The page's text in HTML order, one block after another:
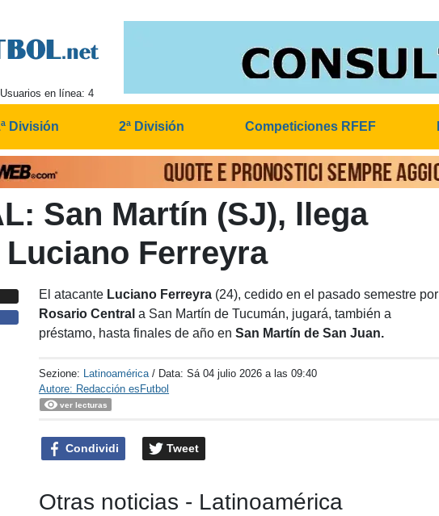
Usuarios en línea: 4
División 2ª División Competiciones RFEF
San Martín (SJ), llega
Ferreyra
El atacante Luciano Ferreyra (24), cedido en el pasado semestre por
Rosario Centrala San Martín de Tucumán, jugará, también a
préstamo, hasta finales de año enSan Martín de San Juan.
Sezione: Latinoamérica / Data:Sá 04 julio 2026 a las 09:40
Autore: Redacción esFutbol
ver lecturas
Condividi Tweet
Otras noticias - Latinoamérica